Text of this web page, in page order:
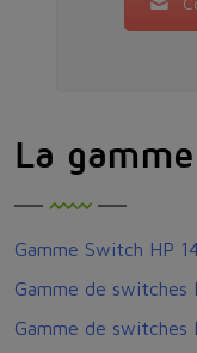
La
Gamme Switch HP
Gamme de switches
Gamme de switches